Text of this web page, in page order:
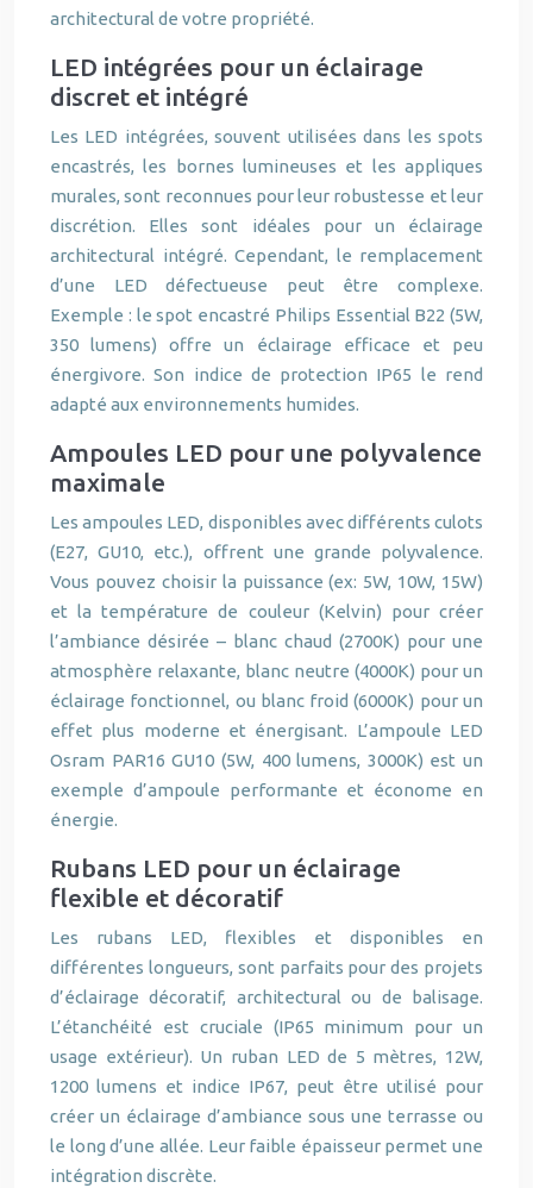
architectural de votre propriété.
LED intégrées pour un éclairage
discret et intégré
Les LED intégrées, souvent utilisées dans les spots
encastrés, les bornes lumineuses et les appliques
murales, sont reconnues pour leur robustesse et leur
discrétion. Elles sont idéales pour un éclairage
architectural intégré. Cependant, le remplacement
d’une LED défectueuse peut être complexe.
Exemple : le spot encastré Philips Essential B22 (5W,
350 lumens) offre un éclairage efficace et peu
énergivore. Son indice de protection IP65 le rend
adapté aux environnements humides.
Ampoules LED pour une polyvalence
maximale
Les ampoules LED, disponibles avec différents culots
(E27, GU10, etc.), offrent une grande polyvalence.
Vous pouvez choisir la puissance (ex: 5W, 10W, 15W)
et la température de couleur (Kelvin) pour créer
l’ambiance désirée – blanc chaud (2700K) pour une
atmosphère relaxante, blanc neutre (4000K) pour un
éclairage fonctionnel, ou blanc froid (6000K) pour un
effet plus moderne et énergisant. L’ampoule LED
Osram PAR16 GU10 (5W, 400 lumens, 3000K) est un
exemple d’ampoule performante et économe en
énergie.
Rubans LED pour un éclairage
flexible et décoratif
Les rubans LED, flexibles et disponibles en
différentes longueurs, sont parfaits pour des projets
d’éclairage décoratif, architectural ou de balisage.
L’étanchéité est cruciale (IP65 minimum pour un
usage extérieur). Un ruban LED de 5 mètres, 12W,
1200 lumens et indice IP67, peut être utilisé pour
créer un éclairage d’ambiance sous une terrasse ou
le long d’une allée. Leur faible épaisseur permet une
intégration discrète.